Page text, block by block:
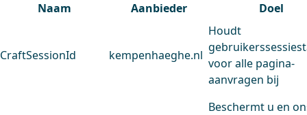
Naam
Aanbieder Doel
CraftSessionId kempenhaeghe.nl
Houdt
voor alle pagina-
aanvragen bij
Beschermt u en